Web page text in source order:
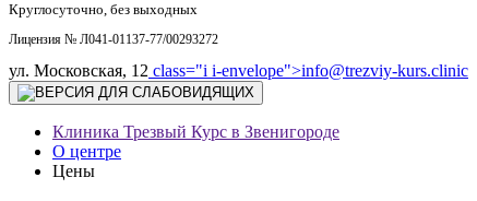
Круглосуточно, без выходных
Лицензия № Л041-01137-77/00293272
ул. Московская, 12 class="i i-envelope">info@trezviy-kurs.clinic
Клиника Трезвый Курс в Звенигороде
О центре
Цены